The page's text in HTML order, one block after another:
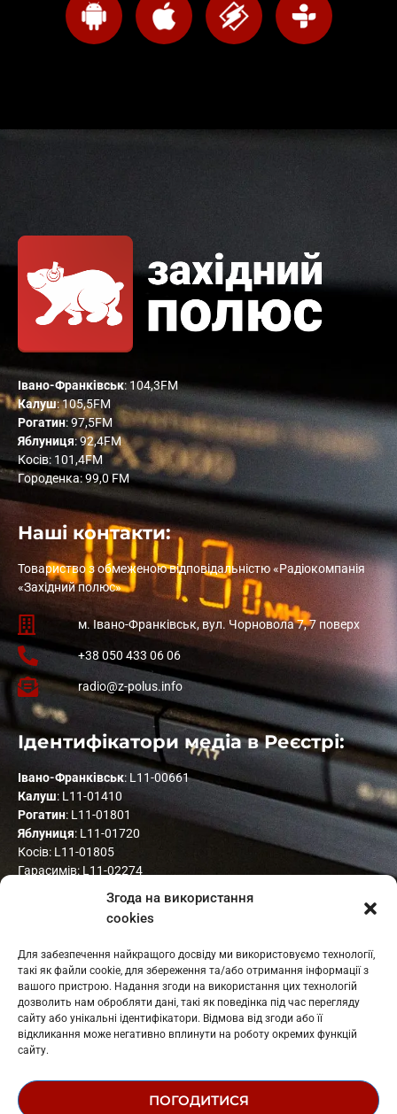
Згода на використання
cookies
Для забезпечення найкращого досвіду ми використовуємо технології,
такі як файли cookie, для збереження та/або отримання інформації з
вашого пристрою. Надання згоди на використання цих технологій
дозволить нам обробляти дані, такі як поведінка під час перегляду
сайту або унікальні ідентифікатори. Відмова від згоди або її
відкликання може негативно вплинути на роботу окремих функцій
сайту.
ПОГОДИТИСЯ
Івано-Франківськ: 104,3FM
Калуш: 105,5FM
Рогатин: 97,5FM
Яблуниця: 92,4FM
Косів: 101,4FM
Городенка: 99,0 FM
Наші контакти:
Товариство з обмеженою відповідальністю «Радіокомпанія
«Західний полюс»
м. Івано-Франківськ, вул. Чорновола 7, 7 поверх
+38 050 433 06 06
radio@z-polus.info
Ідентифікатори медіа в Реєстрі:
Івано-Франківськ: L11-00661
Калуш: L11-01410
Рогатин: L11-01801
Яблуниця: L11-01720
Косів: L11-01805
Гарасимів: L11-02274
© 1995-2026 РК «ЗАХІДНИЙ ПОЛЮС»
ЛОГОТИП
РЕДАКЦІЙНИЙ СТАТУТ